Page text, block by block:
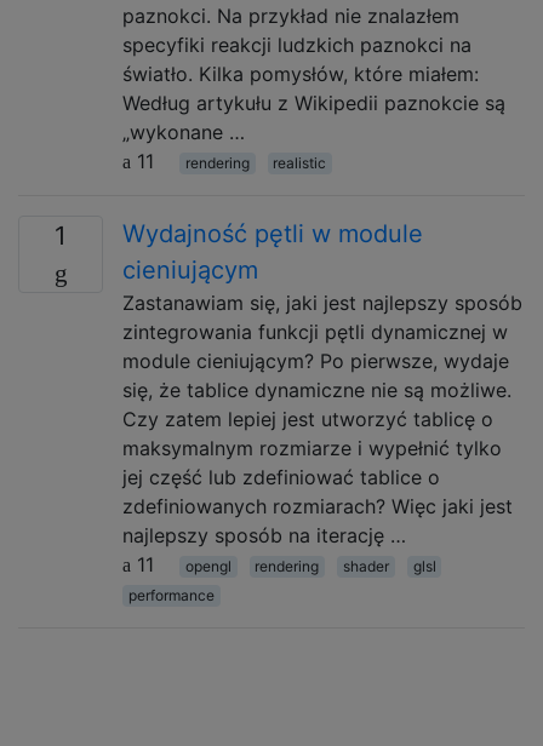
paznokci. Na przykład nie znalazłem
specyfiki reakcji ludzkich paznokci na
światło. Kilka pomysłów, które miałem:
Według artykułu z Wikipedii paznokcie są
„wykonane …
11
rendering realistic
1
Wydajność pętli w module
cieniującym
Zastanawiam się, jaki jest najlepszy sposób
zintegrowania funkcji pętli dynamicznej w
module cieniującym? Po pierwsze, wydaje
się, że tablice dynamiczne nie są możliwe.
Czy zatem lepiej jest utworzyć tablicę o
maksymalnym rozmiarze i wypełnić tylko
jej część lub zdefiniować tablice o
zdefiniowanych rozmiarach? Więc jaki jest
najlepszy sposób na iterację …
11
opengl rendering shader
glsl
performance